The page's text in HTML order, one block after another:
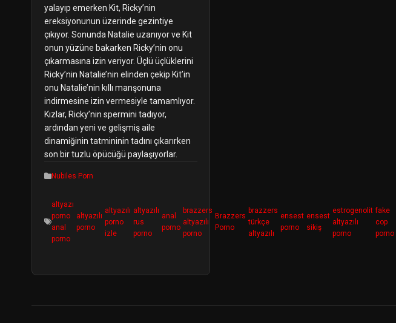
yalayıp emerken Kit, Ricky’nin
ereksiyonunun üzerinde gezintiye
çıkıyor. Sonunda Natalie uzanıyor ve Kit
onun yüzüne bakarken Ricky’nin onu
çıkarmasına izin veriyor. Üçlü üçlüklerini
Ricky’nin Natalie’nin elinden çekip Kit’in
onu Natalie’nin kıllı manşonuna
indirmesine izin vermesiyle tamamlıyor.
Kızlar, Ricky’nin spermini tadıyor,
ardından yeni ve gelişmiş aile
dinamiğinin tatmininin tadını çıkarırken
son bir tuzlu öpücüğü paylaşıyorlar.
Nubiles Porn
altyazı
porno
anal
porno
altyazılı
porno
altyazılı
porno
izle
altyazılı
rus
porno
anal
porno
brazzers
altyazılı
porno
Brazzers
Porno
brazzers
türkçe
altyazılı
ensest
porno
ensest
sikiş
estrogenolit
altyazılı
porno
fake
cop
porno